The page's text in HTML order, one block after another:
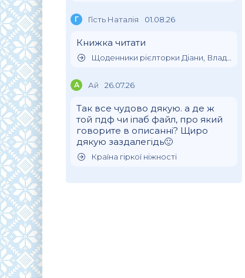
Г Гість Наталія 01.08.26
Книжка читати
Щоденники рієлторки Діани, Влада Клімова
А Ай 26.07.26
Так все чудово дякую. а де ж
той пдф чи іпаб файл, про який
говорите в описанні? Щиро
дякую заздалегідь🙂
Країна гіркої ніжності